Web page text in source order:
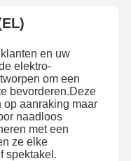
en uw
elektro-
om een
bevorderen.Deze
aanraking maar
naadloos
met een
ze elke
spektakel.